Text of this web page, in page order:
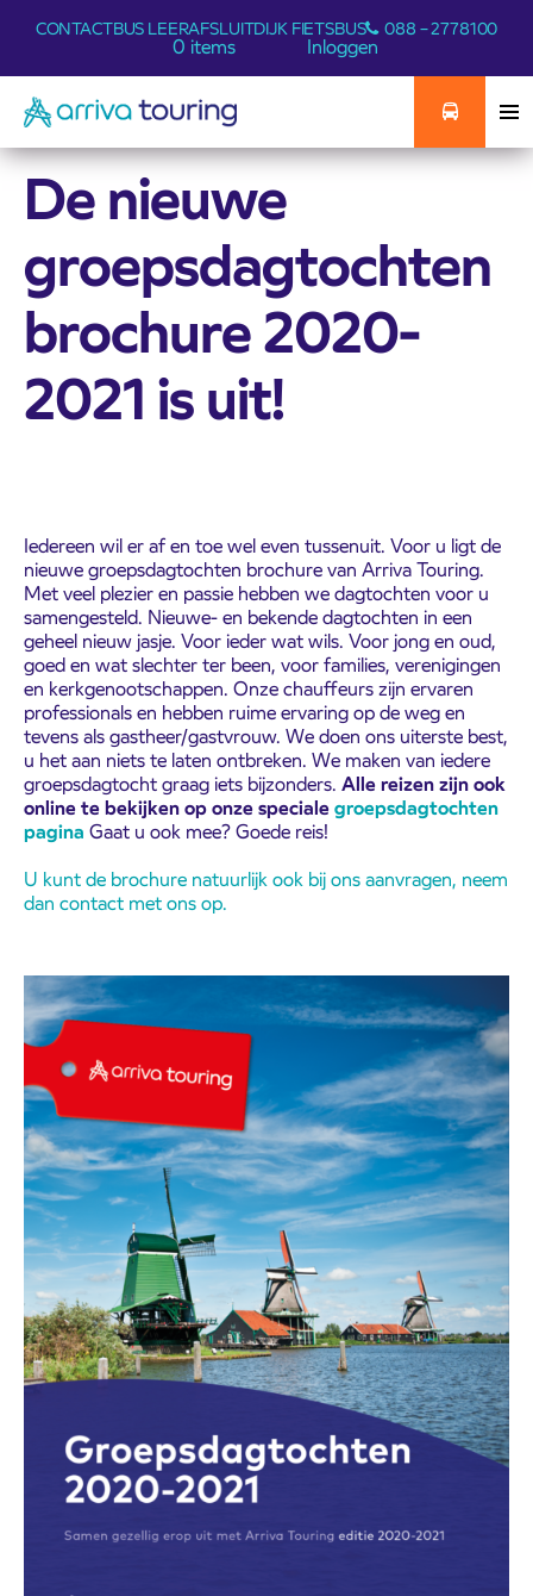
CONTACTBUS LEERAFSLUITDIJK FIETSBUS 088 – 2778100
0 items Inloggen
De nieuwe
groepsdagtochten
brochure 2020-
2021 is uit!
Iedereen wil er af en toe wel even tussenuit. Voor u ligt de
nieuwe groepsdagtochten brochure van Arriva Touring.
Met veel plezier en passie hebben we dagtochten voor u
samengesteld. Nieuwe- en bekende dagtochten in een
geheel nieuw jasje. Voor ieder wat wils. Voor jong en oud,
goed en wat slechter ter been, voor families, verenigingen
en kerkgenootschappen. Onze chauffeurs zijn ervaren
professionals en hebben ruime ervaring op de weg en
tevens als gastheer/gastvrouw. We doen ons uiterste best,
u het aan niets te laten ontbreken. We maken van iedere
groepsdagtocht graag iets bijzonders. Alle reizen zijn ook
online te bekijken op onze specialegroepsdagtochten
pagina Gaat u ook mee? Goede reis!
U kunt de brochure natuurlijk ook bij ons aanvragen, neem
dan contact met ons op.